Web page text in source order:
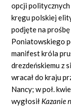
opcji
kręgu polskiej
podjęte na
Poniatowskiego
manifest króla
drezdeńskiemu z
wracał do kraju
Nancy; w poł.
wygłosił Kazanie